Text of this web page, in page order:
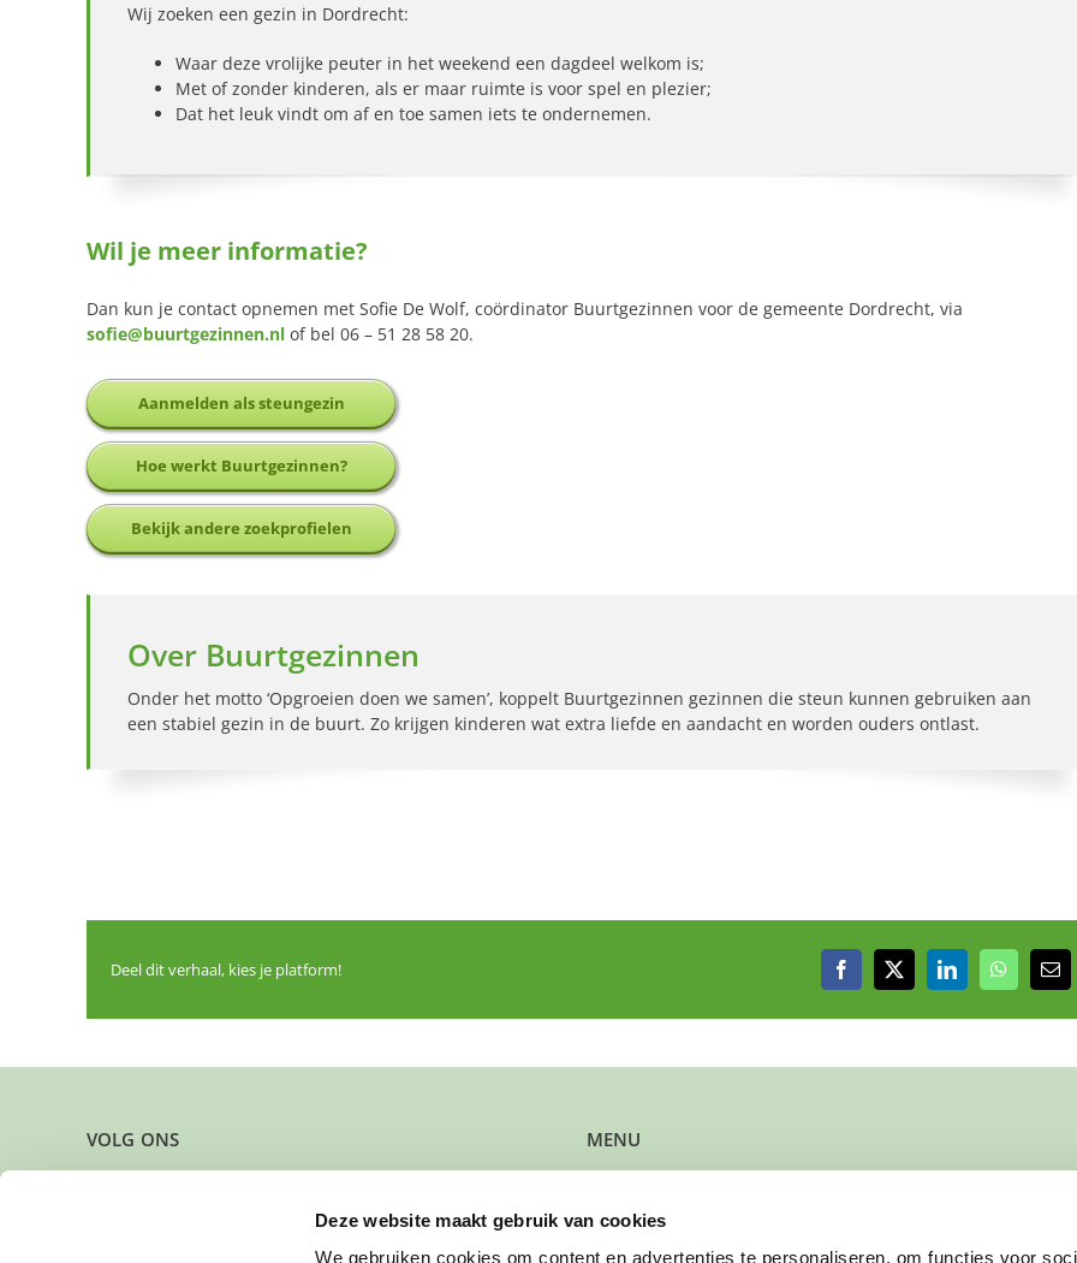
Deze website maakt gebruik van cookies
We gebruiken cookies om content en advertenties te personaliseren, om functies voor
Wij zoeken een gezin in Dordrecht:
Waar deze vrolijke peuter in het weekend een dagdeel welkom is;
Met of zonder kinderen, als er maar ruimte is voor spel en plezier;
Dat het leuk vindt om af en toe samen iets te ondernemen.
Wil je meer informatie?
Dan kun je contact opnemen met Sofie De Wolf, coördinator Buurtgezinnen voor de gemeente Dordrecht, via
sofie@buurtgezinnen.nl of bel 06 – 51 28 58 20.
Aanmelden als steungezin
Hoe werkt Buurtgezinnen?
Bekijk andere zoekprofielen
Over Buurtgezinnen
Onder het motto ‘Opgroeien doen we samen’, koppelt Buurtgezinnen gezinnen die steun kunnen gebruiken aan
een stabiel gezin in de buurt. Zo krijgen kinderen wat extra liefde en aandacht en worden ouders ontlast.
Deel dit verhaal, kies je platform! Facebook
X LinkedIn
E-
VOLG ONS MENU
Kun je steun gebruiken?
Wil je een gezin verwijzen?
Werk je bij de gemeente?